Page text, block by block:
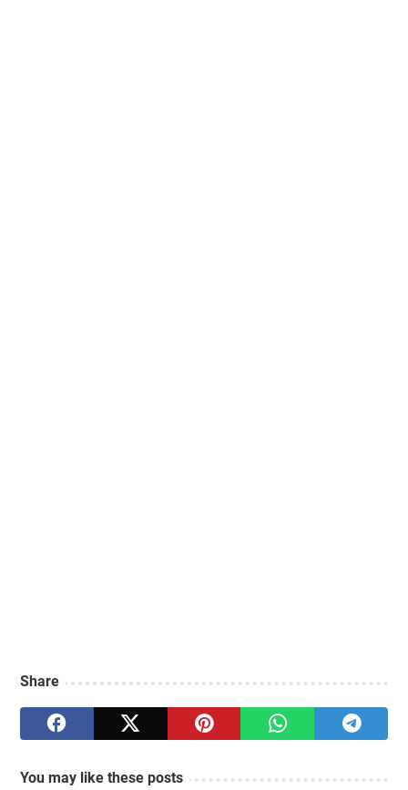
Share
You may like these posts